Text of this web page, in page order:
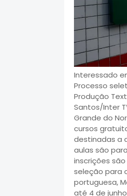
Interessado
Processo
Produção
Santos/Inter
Grande do
cursos
destinadas a
aulas são
inscrições
seleção para
portuguesa,
até 4 de